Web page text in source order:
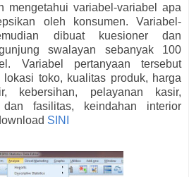
mengetahui variabel-variabel apa
oleh konsumen. Variabel-
dibuat kuesioner dan
swalayan sebanyak 100
Variabel pertanyaan tersebut
toko, kualitas produk, harga
kebersihan, pelayanan kasir,
dan fasilitas, keindahan interior
SINI